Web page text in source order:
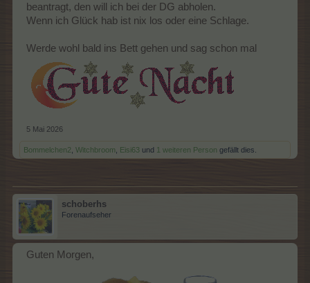
beantragt, den will ich bei der DG abholen.
Wenn ich Glück hab ist nix los oder eine Schlage.
Werde wohl bald ins Bett gehen und sag schon mal
5 Mai 2026
Bommelchen2 Witchbroom Eisi63 und 1 weiteren Person gefällt dies.
schoberhs
Forenaufseher
Guten Morgen,